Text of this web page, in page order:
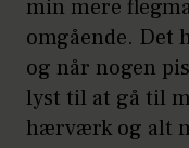
min mere
omgående. Det
og når nogen
lyst til at gå til
hærværk og alt